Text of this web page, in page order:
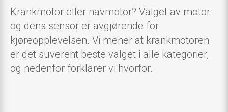
Krankmotor eller navmotor? Valget av motor
og dens sensor er avgjørende for
kjøreopplevelsen. Vi mener at krankmotoren
er det suverent beste valget i alle kategorier,
og nedenfor forklarer vi hvorfor.